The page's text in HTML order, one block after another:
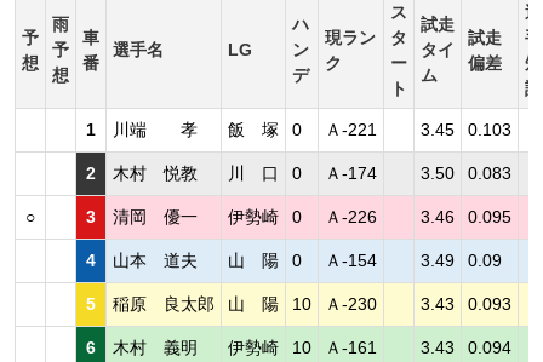
予
想
雨
予
想
車
番
選手名 LG
ハ
ン
デ
現ラン
ク
ス
タ
ー
ト
試走
タイ
ム
試走
偏差
選
手
短
評
1 川端 孝 飯 塚 0 Ａ-221 3.45 0.103
2 木村 悦教 川 口 0 Ａ-174 3.50 0.083
○ 3 清岡 優一 伊勢崎 0 Ａ-226 3.46 0.095
4 山本 道夫 山 陽 0 Ａ-154 3.49 0.09
5 稲原 良太郎 山 陽 10 Ａ-230 3.43 0.093
6 木村 義明 伊勢崎 10 Ａ-161 3.43 0.094